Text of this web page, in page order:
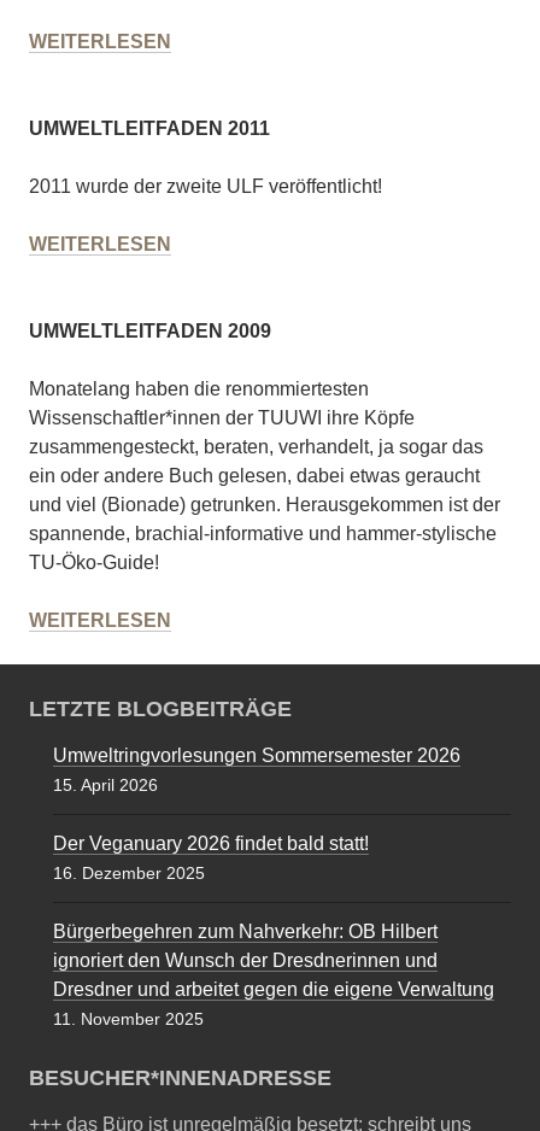
WEITERLESEN
UMWELTLEITFADEN 2011
2011 wurde der zweite ULF veröffentlicht!
WEITERLESEN
UMWELTLEITFADEN 2009
Monatelang haben die renommiertesten
Wissenschaftler*innen der TUUWI ihre Köpfe
zusammengesteckt, beraten, verhandelt, ja sogar das
ein oder andere Buch gelesen, dabei etwas geraucht
und viel (Bionade) getrunken. Herausgekommen ist der
spannende, brachial-informative und hammer-stylische
TU-Öko-Guide!
WEITERLESEN
LETZTE BLOGBEITRÄGE
Umweltringvorlesungen Sommersemester 2026
15. April 2026
Der Veganuary 2026 findet bald statt!
16. Dezember 2025
Bürgerbegehren zum Nahverkehr: OB Hilbert
ignoriert den Wunsch der Dresdnerinnen und
Dresdner und arbeitet gegen die eigene Verwaltung
11. November 2025
BESUCHER*INNENADRESSE
+++ das Büro ist unregelmäßig besetzt; schreibt uns